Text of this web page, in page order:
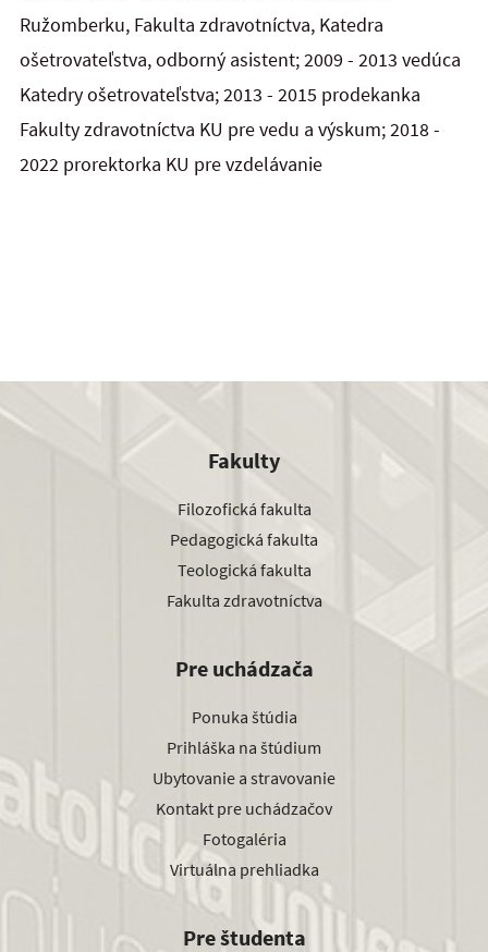
Ružomberku, Fakulta zdravotníctva, Katedra
ošetrovateľstva, odborný asistent; 2009 - 2013 vedúca
Katedry ošetrovateľstva; 2013 - 2015 prodekanka
Fakulty zdravotníctva KU pre vedu a výskum; 2018 -
2022 prorektorka KU pre vzdelávanie
Fakulty
Filozofická fakulta
Pedagogická fakulta
Teologická fakulta
Fakulta zdravotníctva
Pre uchádzača
Ponuka štúdia
Prihláška na štúdium
Ubytovanie a stravovanie
Kontakt pre uchádzačov
Fotogaléria
Virtuálna prehliadka
Pre študenta